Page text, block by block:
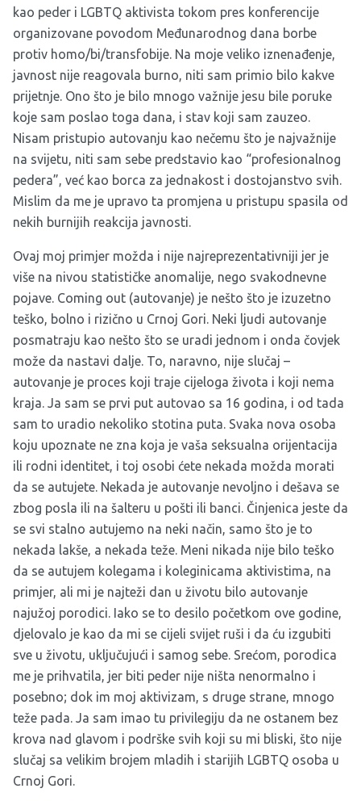
kao peder i LGBTQ aktivista tokom pres konferencije
organizovane povodom Međunarodnog dana borbe
protiv homo/bi/transfobije. Na moje veliko iznenađenje,
javnost nije reagovala burno, niti sam primio bilo kakve
prijetnje. Ono što je bilo mnogo važnije jesu bile poruke
koje sam poslao toga dana, i stav koji sam zauzeo.
Nisam pristupio autovanju kao nečemu što je najvažnije
na svijetu, niti sam sebe predstavio kao “profesionalnog
pedera”, već kao borca za jednakost i dostojanstvo svih.
Mislim da me je upravo ta promjena u pristupu spasila od
nekih burnijih reakcija javnosti.
Ovaj moj primjer možda i nije najreprezentativniji jer je
više na nivou statističke anomalije, nego svakodnevne
pojave. Coming out (autovanje) je nešto što je izuzetno
teško, bolno i rizično u Crnoj Gori. Neki ljudi autovanje
posmatraju kao nešto što se uradi jednom i onda čovjek
može da nastavi dalje. To, naravno, nije slučaj –
autovanje je proces koji traje cijeloga života i koji nema
kraja. Ja sam se prvi put autovao sa 16 godina, i od tada
sam to uradio nekoliko stotina puta. Svaka nova osoba
koju upoznate ne zna koja je vaša seksualna orijentacija
ili rodni identitet, i toj osobi ćete nekada možda morati
da se autujete. Nekada je autovanje nevoljno i dešava se
zbog posla ili na šalteru u pošti ili banci. Činjenica jeste da
se svi stalno autujemo na neki način, samo što je to
nekada lakše, a nekada teže. Meni nikada nije bilo teško
da se autujem kolegama i koleginicama aktivistima, na
primjer, ali mi je najteži dan u životu bilo autovanje
najužoj porodici. Iako se to desilo početkom ove godine,
djelovalo je kao da mi se cijeli svijet ruši i da ću izgubiti
sve u životu, uključujući i samog sebe. Srećom, porodica
me je prihvatila, jer biti peder nije ništa nenormalno i
posebno; dok im moj aktivizam, s druge strane, mnogo
teže pada. Ja sam imao tu privilegiju da ne ostanem bez
krova nad glavom i podrške svih koji su mi bliski, što nije
slučaj sa velikim brojem mladih i starijih LGBTQ osoba u
Crnoj Gori.